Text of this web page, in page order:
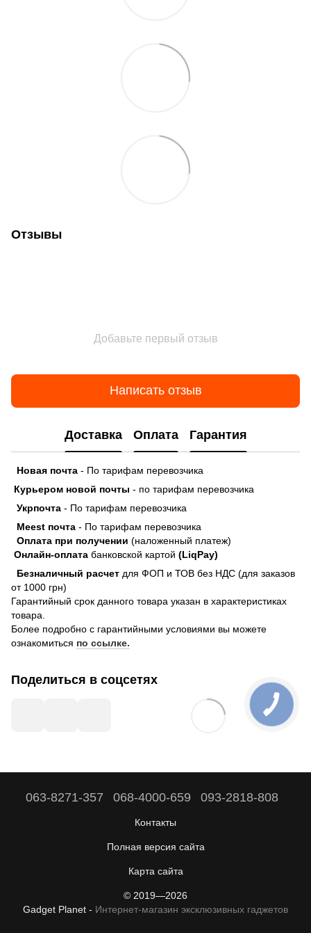
Отзывы
Добавьте первый отзыв
Написать отзыв
Доставка Оплата Гарантия
Новая почта - По тарифам перевозчика
Курьером новой почты - по тарифам перевозчика
Укрпочта - По тарифам перевозчика
Meest почта - По тарифам перевозчика
Оплата при получении (наложенный платеж)
Онлайн-оплата банковской картой (LiqPay)
Безналичный расчет для ФОП и ТОВ без НДС (для заказов
от 1000 грн)
Гарантийный срок данного товара указан в характеристиках
товара.
Более подробно с гарантийными условиями вы можете
ознакомиться по ссылке.
Поделиться в соцсетях
063-8271-357 068-4000-659 093-2818-808
Контакты
Полная версия сайта
Карта сайта
© 2019—2026
Gadget Planet - Интернет-магазин эксклюзивных гаджетов